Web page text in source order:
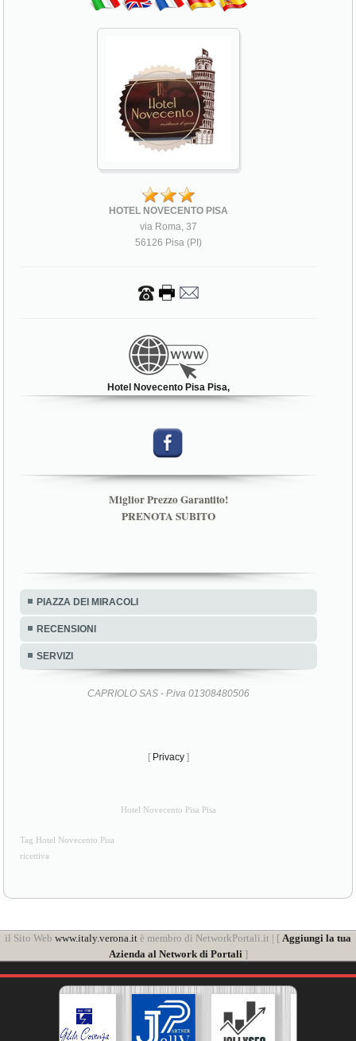
HOTEL NOVECENTO PISA
via Roma, 37
56126 Pisa (PI)
Hotel Novecento Pisa Pisa,
Miglior Prezzo Garantito!
PRENOTA SUBITO
PIAZZA DEI MIRACOLI
RECENSIONI
SERVIZI
CAPRIOLO SAS - P.iva 01308480506
[ Privacy ]
Hotel Novecento Pisa Pisa
Tag Hotel Novecento Pisa
ricettiva
il Sito Web www.italy.verona.it è membro di NetworkPortali.it | [ Aggiungi la tua
Azienda al Network di Portali ]